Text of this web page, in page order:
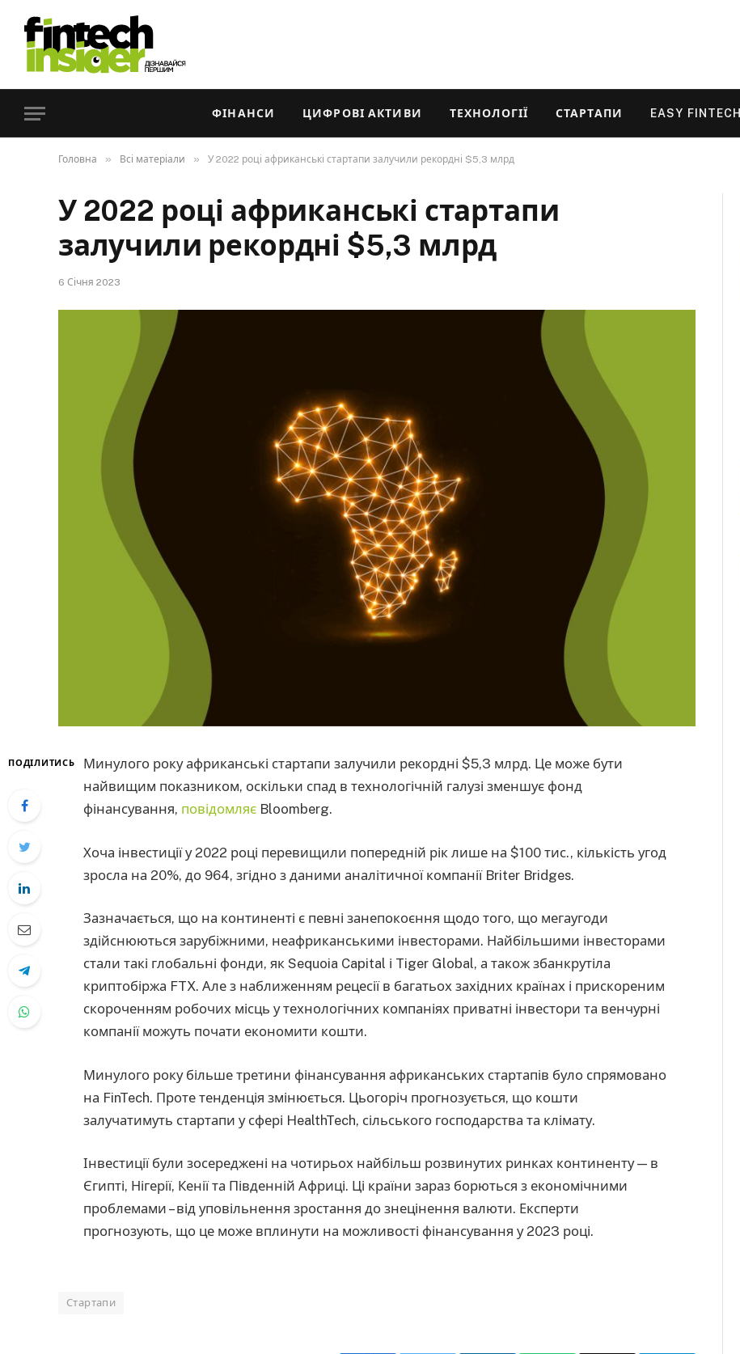
ФІНАНСИ ЦИФРОВІ АКТИВИ ТЕХНОЛОГІЇ СТАРТАПИ EASY FINTECH
Головна » Всі матеріали » У 2022 році африканські стартапи залучили рекордні $5,3 млрд
У 2022 році африканські стартапи
залучили рекордні $5,3 млрд
6 Січня 2023
ПОДІЛИТИСЬ
Минулого року африканські стартапи залучили рекордні $5,3 млрд. Це може бути
найвищим показником, оскільки спад в технологічній галузі зменшує фонд
фінансування, повідомляє Bloomberg.
Хоча інвестиції у 2022 році перевищили попередній рік лише на $100 тис., кількість угод
зросла на 20%, до 964, згідно з даними аналітичної компанії Briter Bridges.
Зазначається, що на континенті є певні занепокоєння щодо того, що мегаугоди
здійснюються зарубіжними, неафриканськими інвесторами. Найбільшими інвесторами
стали такі глобальні фонди, як Sequoia Capital і Tiger Global, а також збанкрутіла
криптобіржа FTX. Але з наближенням рецесії в багатьох західних країнах і прискореним
скороченням робочих місць у технологічних компаніях приватні інвестори та венчурні
компанії можуть почати економити кошти.
Минулого року більше третини фінансування африканських стартапів було спрямовано
на FinTech. Проте тенденція змінюється. Цьогоріч прогнозується, що кошти
залучатимуть стартапи у сфері HealthTech, сільського господарства та клімату.
Інвестиції були зосереджені на чотирьох найбільш розвинутих ринках континенту — в
Єгипті, Нігерії, Кенії та Південній Африці. Ці країни зараз борються з економічними
проблемами – від уповільнення зростання до знецінення валюти. Експерти
прогнозують, що це може вплинути на можливості фінансування у 2023 році.
Стартапи